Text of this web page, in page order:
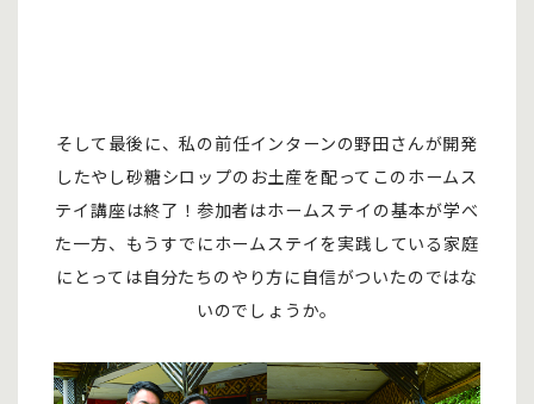
そして最後に、私の前任インターンの野田さんが開発
したやし砂糖シロップのお土産を配ってこのホームス
テイ講座は終了！参加者はホームステイの基本が学べ
た一方、もうすでにホームステイを実践している家庭
にとっては自分たちのやり方に自信がついたのではな
いのでしょうか。